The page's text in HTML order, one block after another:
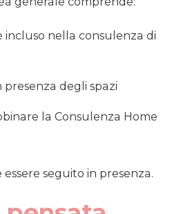
incluso nella consulenza di
degli spazi
la Consulenza Home
seguito in presenza.